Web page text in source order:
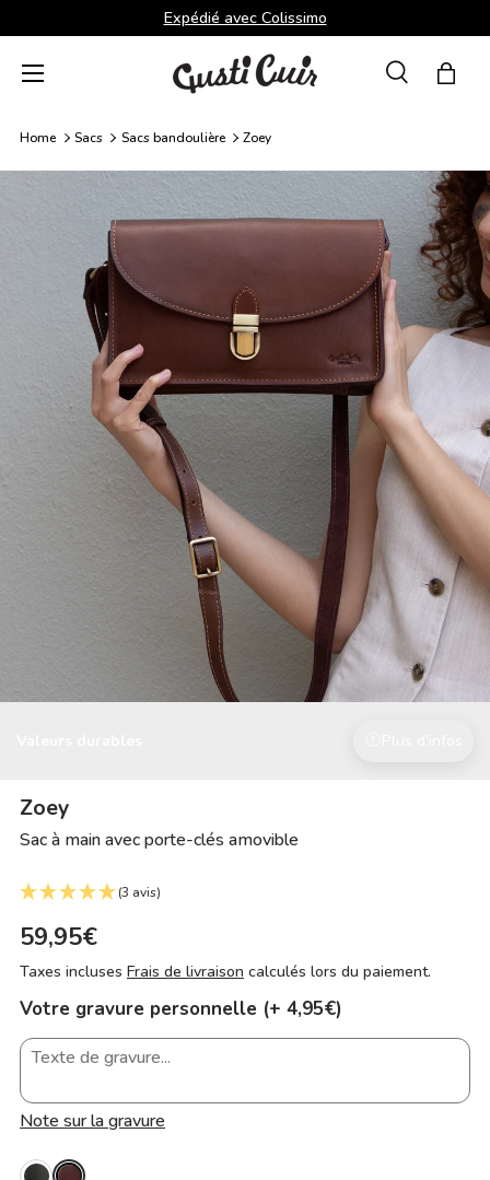
Aller au contenu
Expédié avec Colissimo
Recherche
Menu
Home Sacs Sacs bandoulière Zoey
Zoey
Sac à main avec porte-clés amovible
(3 avis)
59,95€
Taxes incluses Frais de livraison calculés lors du paiement.
Votre gravure personnelle (+ 4,95€)
Note sur la gravure